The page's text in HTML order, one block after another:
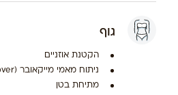
גוף
הקטנת אוזניים
ניתוח מאמי מייקאובר (Mommy Makeover)
מתיחת בטן